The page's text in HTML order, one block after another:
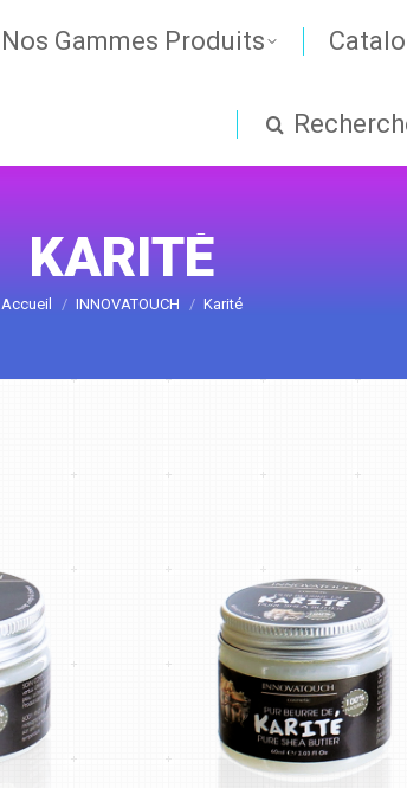
Nos Gammes Produits
KARITÉ
Vous êtes ici :
Accueil INNOVATOUCH Karité